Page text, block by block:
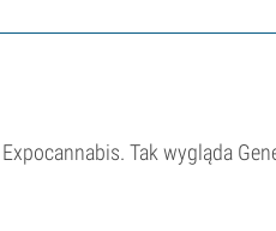
Tak wygląda